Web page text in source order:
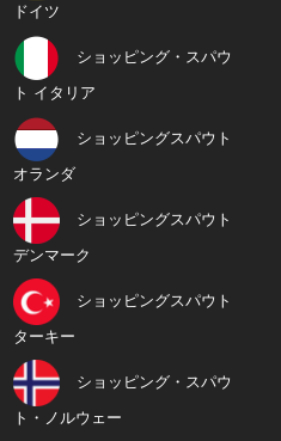
ドイツ
ショッピング・スパウ
ト イタリア
ショッピングスパウト
オランダ
ショッピングスパウト
デンマーク
ショッピングスパウト
ターキー
ショッピング・スパウ
ト・ノルウェー